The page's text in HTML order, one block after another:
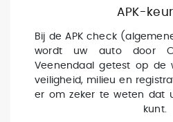
APK-
Bij de APK check
wordt uw auto door
Veenendaal getest op de
veiligheid, milieu en
er om zeker te weten dat
kunt.